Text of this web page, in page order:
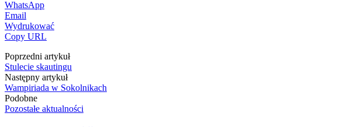
WhatsApp
Email
Wydrukować
Copy URL
Poprzedni artykuł
Stulecie skautingu
Następny artykuł
Wampiriada w Sokolnikach
Podobne
Pozostałe aktualności